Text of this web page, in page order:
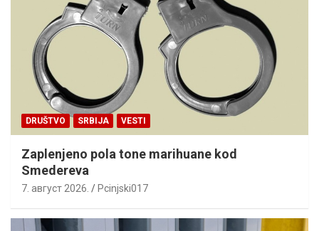
DRUŠTVO SRBIJA VESTI
Zaplenjeno pola tone marihuane kod
Smedereva
7. август 2026. Pcinjski017